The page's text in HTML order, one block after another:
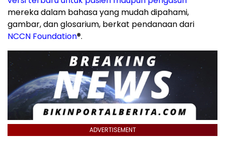
mereka dalam bahasa yang mudah dipahami,
gambar, dan glosarium, berkat pendanaan dari
NCCN Foundation®.
ADVERTISEMENT